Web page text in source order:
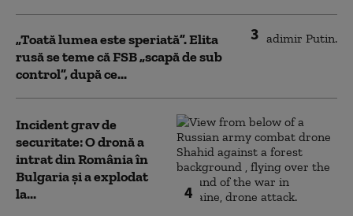
3
„Toată lumea este speriată”. Elita
rusă se teme că FSB „scapă de sub
control”, după ce...
4
Incident grav de
securitate: O dronă a
intrat din România în
Bulgaria şi a explodat
la...